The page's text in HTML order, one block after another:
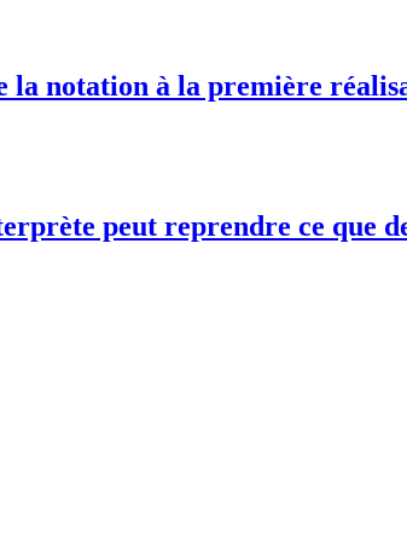
la notation à la première
peut reprendre ce que